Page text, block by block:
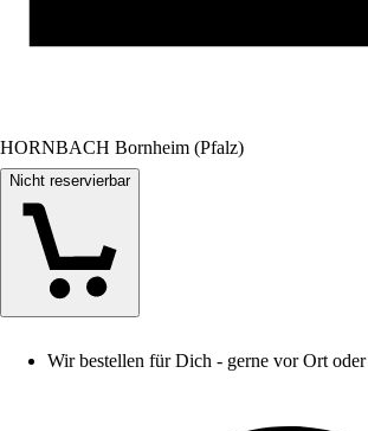
HORNBACH Bornheim (Pfalz)
Nicht reservierbar
Wir bestellen für Dich - gerne vor Ort